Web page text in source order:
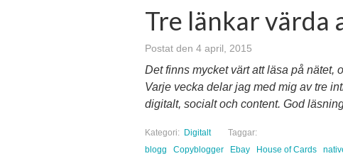
Tre länkar värda
Postat den 4 april, 2015
Det finns mycket värt att läsa på nätet,
Varje vecka delar jag med mig av tre
digitalt, socialt och content. God
Kategori: Digitalt
Taggar:
blogg
Copyblogger Ebay House of Cards